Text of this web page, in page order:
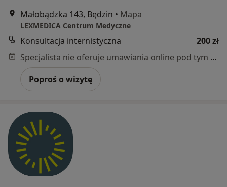
Małobądzka 143, Będzin • Mapa
LEXMEDICA Centrum Medyczne
Konsultacja internistyczna
200 zł
Specjalista nie oferuje umawiania online pod tym adresem.
Poproś o wizytę